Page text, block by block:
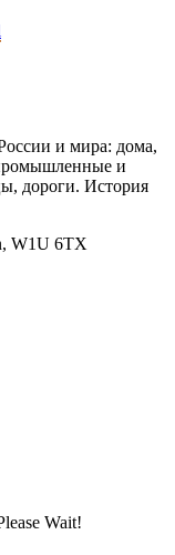
и мира: дома,
и
дороги. История
W1U 6TX